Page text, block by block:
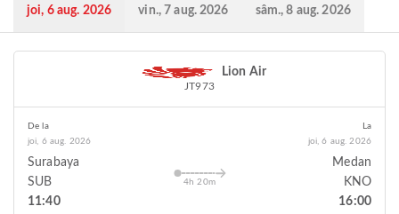
joi, 6 aug. 2026 vin., 7 aug. 2026 sâm., 8 aug. 2026
Lion Air
JT973
De la
joi, 6 aug. 2026
Surabaya
SUB
11:40
4h 20m
La
joi, 6 aug. 2026
Medan
KNO
16:00